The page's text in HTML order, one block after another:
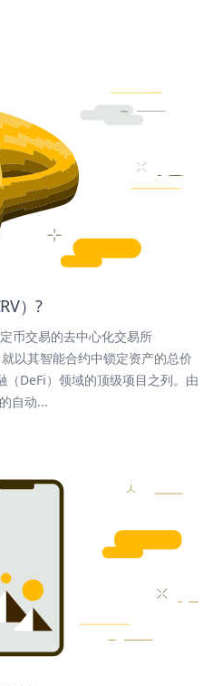
）?
币交易的去中心化交易所
以其智能合约中锁定资产的总价
（DeFi）领域的顶级项目之列。由
自动...